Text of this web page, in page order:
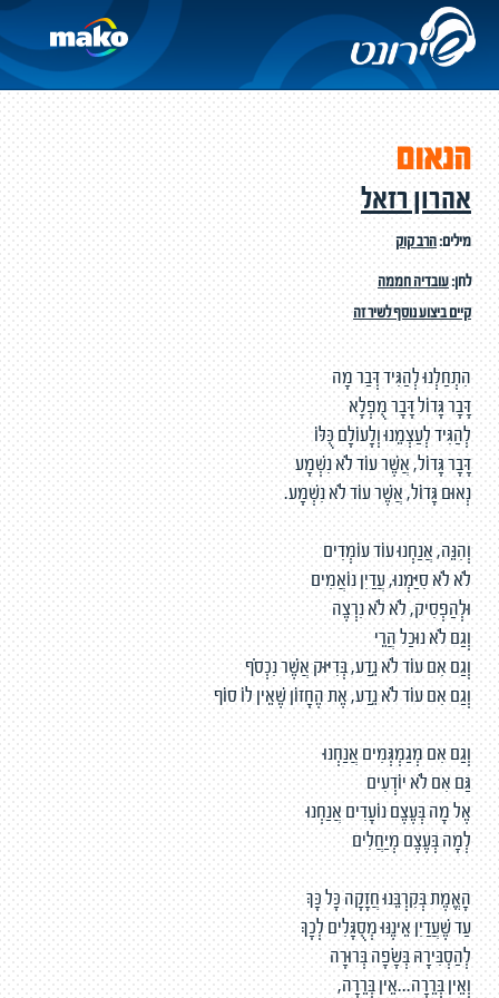
הנאום
אהרון רזאל
מילים:הרב קוק
לחן:עובדיה חממה
קיים ביצוע נוסף לשיר זה
הִתְחַלְנוּ לְהַגִּיד דְּבַר מָה
דָּבָר גָּדוֹל דָּבָר מֻפְלָא
לְהַגִּיד לְעַצְמֵנוּ וְלָעוֹלָם כֻּלּוֹ
דָּבָר גָּדוֹל, אֲשֶׁר עוֹד לֹא נִשְׁמָע
נְאוּם גָּדוֹל, אֲשֶׁר עוֹד לֹא נִשְׁמָע.
וְהִנֵּה, אֲנַחְנוּ עוֹד עוֹמְדִים
לֹא לֹא סִיַּמְנוּ, עֲדַיִן נוֹאֲמִים
וּלְהַפְסִיק, לֹא לֹא נִרְצֶה
וְגַם לֹא נוּכַל הֲרֵי
וְגַם אִם עוֹד לֹא נֵדַע, בְּדִיּוּק אֲשֶׁר נִכְסֹף
וְגַם אִם עוֹד לֹא נֵדַע, אֶת הֶחָזוֹן שֶׁאֵין לוֹ סוֹף
וְגַם אִם מְגַמְגְּמִים אֲנַחְנוּ
גַּם אִם לֹא יוֹדְעִים
אֶל מָה בְּעֶצֶם נוֹעָדִים אֲנַחְנוּ
לְמָה בְּעֶצֶם מְיַחֲלִים
הָאֱמֶת בְּקִרְבֵּנוּ חֲזָקָה כָּל כָּךְ
עַד שֶׁעֲדַיִן אֵינֶנּוּ מְסֻגָּלִים לְכָךְ
לְהַסְבִּירָהּ בְּשָׂפָה בְּרוּרָה
וְאֵין בְּרֵרָה...אֵין בְּרֵרָה,